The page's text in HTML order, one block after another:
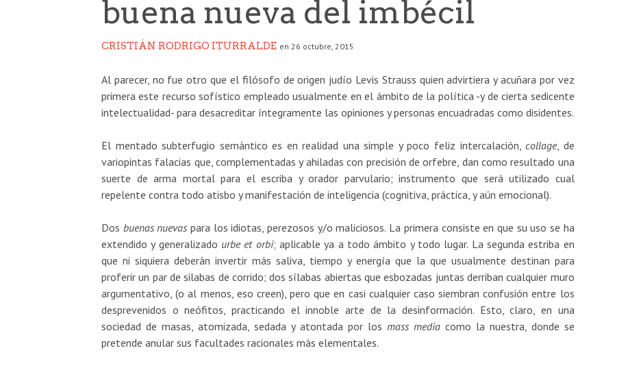
buena nueva del imbécil
CRISTIÁN RODRIGO ITURRALDE en 26 octubre, 2015
Al parecer, no fue otro que el filósofo de origen judío Levis Strauss quien advirtiera y acuñara por vez
primera este recurso sofístico empleado usualmente en el ámbito de la política -y de cierta sedicente
intelectualidad- para desacreditar íntegramente las opiniones y personas encuadradas como disidentes.
El mentado subterfugio semántico es en realidad una simple y poco feliz intercalación,collage, de
variopintas falacias que, complementadas y ahiladas con precisión de orfebre, dan como resultado una
suerte de arma mortal para el escriba y orador parvulario; instrumento que será utilizado cual
repelente contra todo atisbo y manifestación de inteligencia (cognitiva, práctica, y aún emocional).
Dos buenas nuevas para los idiotas, perezosos y/o maliciosos. La primera consiste en que su uso se ha
extendido y generalizado urbe et orbi; aplicable ya a todo ámbito y todo lugar. La segunda estriba en
que ni siquiera deberán invertir más saliva, tiempo y energía que la que usualmente destinan para
proferir un par de silabas de corrido; dos sílabas abiertas que esbozadas juntas derriban cualquier muro
argumentativo, (o al menos, eso creen), pero que en casi cualquier caso siembran confusión entre los
desprevenidos o neófitos, practicando el innoble arte de la desinformación. Esto, claro, en una
sociedad de masas, atomizada, sedada y atontada por los mass mediacomo la nuestra, donde se
pretende anular sus facultades racionales más elementales.